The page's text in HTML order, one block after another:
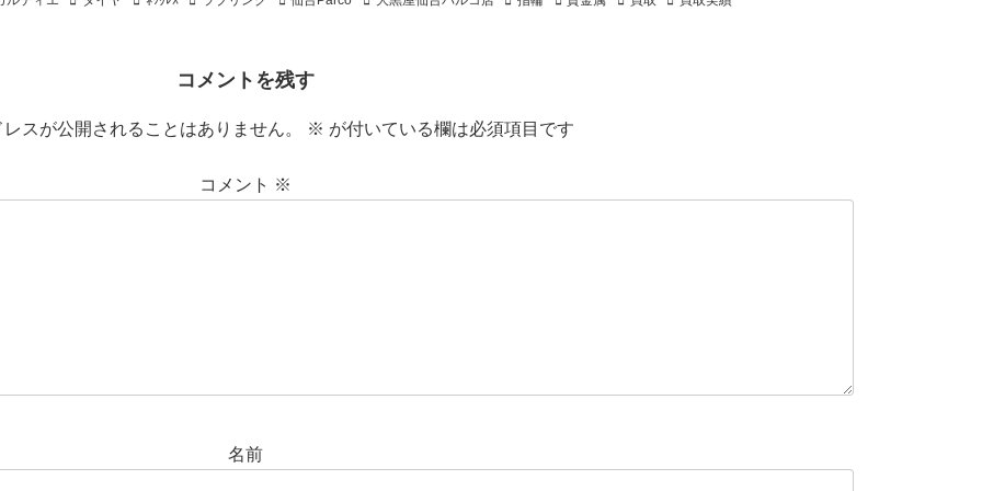
コメントを残す
レスが公開されることはありません。 ※ が付いている欄は必須項目です
コメント ※
名前